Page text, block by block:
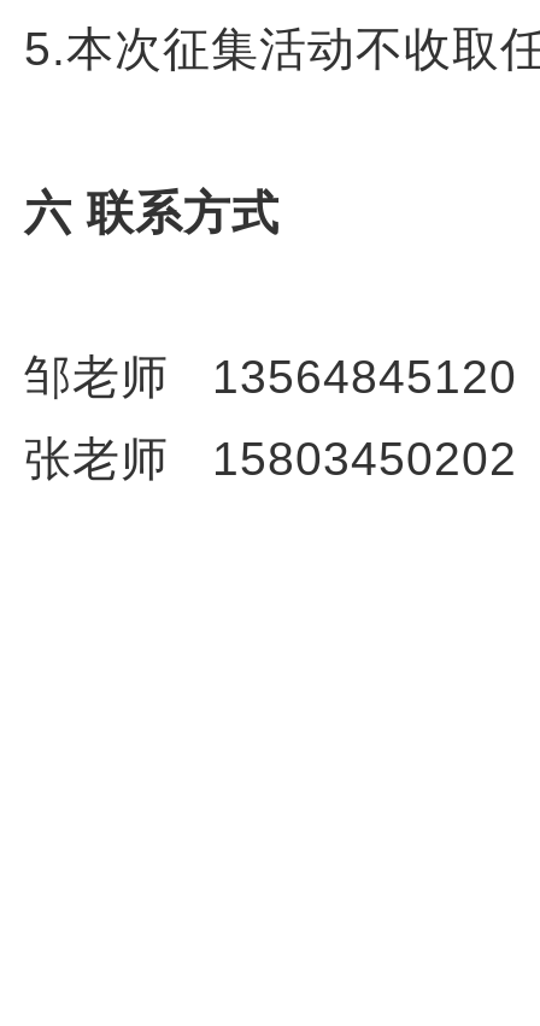
5.本次征集活动不收取
六 联系方式
邹老师 13564845120
张老师 15803450202